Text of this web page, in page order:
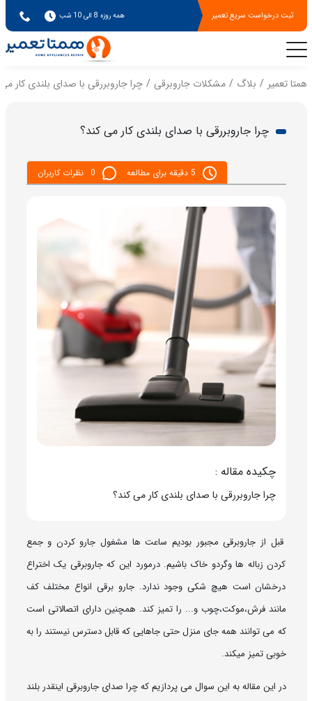
ثبت درخواست سریع تعمیر همه روزه 8 الی 10 شب
همتا تعمیر بلاگ مشکلات جاروبرقی چرا جاروبررقی با صدای بلندی کار
چرا جاروبررقی با صدای بلندی کار می کند؟
5 دقیقه برای مطالعه 0 نظرات کاربران
چکیده مقاله :
چرا جاروبررقی با صدای بلندی کار می کند؟
قبل از جاروبرقی مجبور بودیم ساعت ها مشغول جارو کردن و جمع
کردن زباله ها وگردو خاک باشیم. درمورد این که جاروبرقی یک اختراع
درخشان است هیچ شکی وجود ندارد. جارو برقی انواع مختلف کف
مانند فرش،موکت،چوب و... را تمیز کند. همچنین دارای اتصالاتی است
که می توانند همه جای منزل حتی جاهایی که قابل دسترس نیستند را به
خوبی تمیز میکند.
در این مقاله به این سوال می پردازیم که چرا صدای جاروبرقی اینقدر بلند